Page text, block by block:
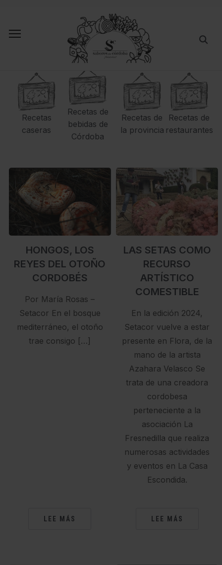
Recetas
caseras
Recetas de
bebidas de
Córdoba
Recetas de
la provincia
Recetas de
restaurantes
HONGOS, LOS
REYES DEL OTOÑO
CORDOBÉS
Por María Rosas –
Setacor En el bosque
mediterráneo, el otoño
trae consigo […]
LEE MÁS
LAS SETAS COMO
RECURSO
ARTÍSTICO
COMESTIBLE
En la edición 2024,
Setacor vuelve a estar
presente en Flora, de la
mano de la artista
Azahara Velasco Se
trata de una creadora
cordobesa
perteneciente a la
asociación La
Fresnedilla que realiza
numerosas actividades
y eventos en La Casa
Escondida.
LEE MÁS